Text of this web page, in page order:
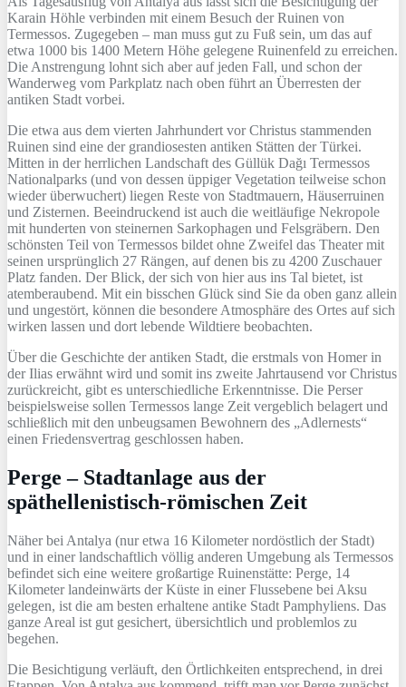
Karain Höhle verbinden mit einem Besuch der Ruinen von
Termessos. Zugegeben – man muss gut zu Fuß sein, um das auf
etwa 1000 bis 1400 Metern Höhe gelegene Ruinenfeld zu erreichen.
Die Anstrengung lohnt sich aber auf jeden Fall, und schon der
Wanderweg vom Parkplatz nach oben führt an Überresten der
antiken Stadt vorbei.
Die etwa aus dem vierten Jahrhundert vor Christus stammenden
Ruinen sind eine der grandiosesten antiken Stätten der Türkei.
Mitten in der herrlichen Landschaft des Güllük Dağı Termessos
Nationalparks (und von dessen üppiger Vegetation teilweise schon
wieder überwuchert) liegen Reste von Stadtmauern, Häuserruinen
und Zisternen. Beeindruckend ist auch die weitläufige Nekropole
mit hunderten von steinernen Sarkophagen und Felsgräbern. Den
schönsten Teil von Termessos bildet ohne Zweifel das Theater mit
seinen ursprünglich 27 Rängen, auf denen bis zu 4200 Zuschauer
Platz fanden. Der Blick, der sich von hier aus ins Tal bietet, ist
atemberaubend. Mit ein bisschen Glück sind Sie da oben ganz allein
und ungestört, können die besondere Atmosphäre des Ortes auf sich
wirken lassen und dort lebende Wildtiere beobachten.
Über die Geschichte der antiken Stadt, die erstmals von Homer in
der Ilias erwähnt wird und somit ins zweite Jahrtausend vor Christus
zurückreicht, gibt es unterschiedliche Erkenntnisse. Die Perser
beispielsweise sollen Termessos lange Zeit vergeblich belagert und
schließlich mit den unbeugsamen Bewohnern des „Adlernests“
einen Friedensvertrag geschlossen haben.
Perge – Stadtanlage aus der
späthellenistisch-römischen Zeit
Näher bei Antalya (nur etwa 16 Kilometer nordöstlich der Stadt)
und in einer landschaftlich völlig anderen Umgebung als Termessos
befindet sich eine weitere großartige Ruinenstätte: Perge, 14
Kilometer landeinwärts der Küste in einer Flussebene bei Aksu
gelegen, ist die am besten erhaltene antike Stadt Pamphyliens. Das
ganze Areal ist gut gesichert, übersichtlich und problemlos zu
begehen.
Die Besichtigung verläuft, den Örtlichkeiten entsprechend, in drei